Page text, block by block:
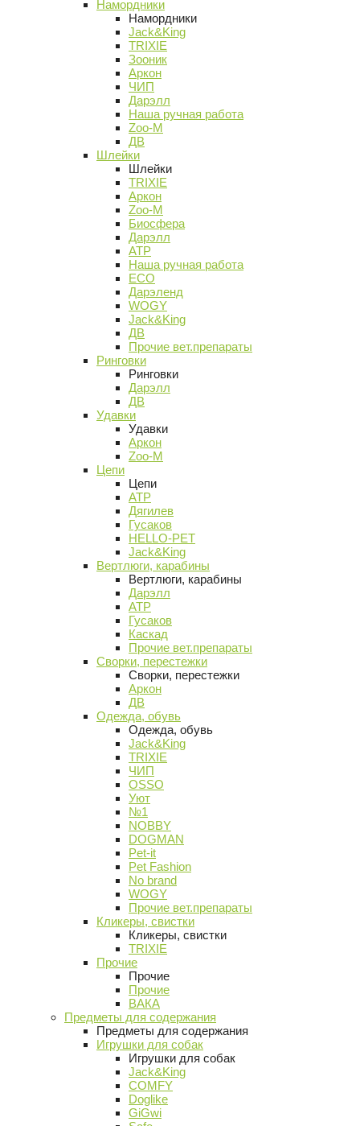
Намордники
Намордники
Jack&King
TRIXIE
Зооник
Аркон
ЧИП
Дарэлл
Наша ручная работа
Zoo-M
ДВ
Шлейки
Шлейки
TRIXIE
Аркон
Zoo-M
Биосфера
Дарэлл
АТР
Наша ручная работа
ECO
Дарэленд
WOGY
Jack&King
ДВ
Прочие вет.препараты
Ринговки
Ринговки
Дарэлл
ДВ
Удавки
Удавки
Аркон
Zoo-M
Цепи
Цепи
АТР
Дягилев
Гусаков
HELLO-PET
Jack&King
Вертлюги, карабины
Вертлюги, карабины
Дарэлл
АТР
Гусаков
Каскад
Прочие вет.препараты
Сворки, перестежки
Сворки, перестежки
Аркон
ДВ
Одежда, обувь
Одежда, обувь
Jack&King
TRIXIE
ЧИП
OSSO
Уют
№1
NOBBY
DOGMAN
Pet-it
Pet Fashion
No brand
WOGY
Прочие вет.препараты
Кликеры, свистки
Кликеры, свистки
TRIXIE
Прочие
Прочие
Прочие
ВАКА
Предметы для содержания
Предметы для содержания
Игрушки для собак
Игрушки для собак
Jack&King
COMFY
Doglike
GiGwi